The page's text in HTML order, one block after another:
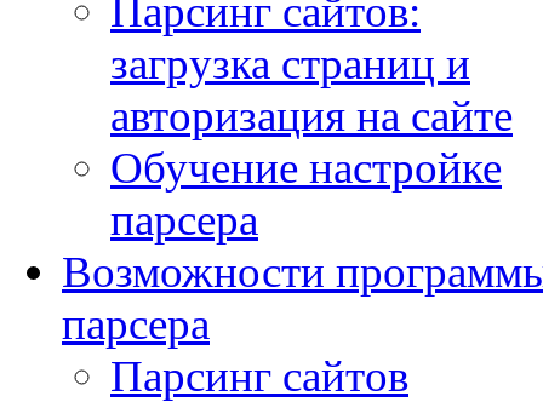
Парсинг сайтов:
загрузка страниц и
авторизация на сайте
Обучение настройке
парсера
Возможности
парсера
Парсинг сайтов